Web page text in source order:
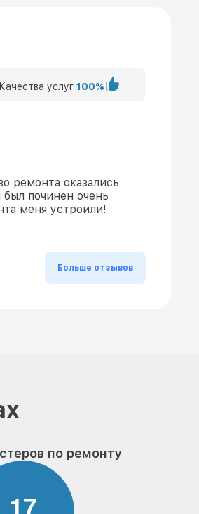
Качества услуг 100%
ремонта оказались
починен очень
меня устроили!
Больше отзывов
по ремонту
17